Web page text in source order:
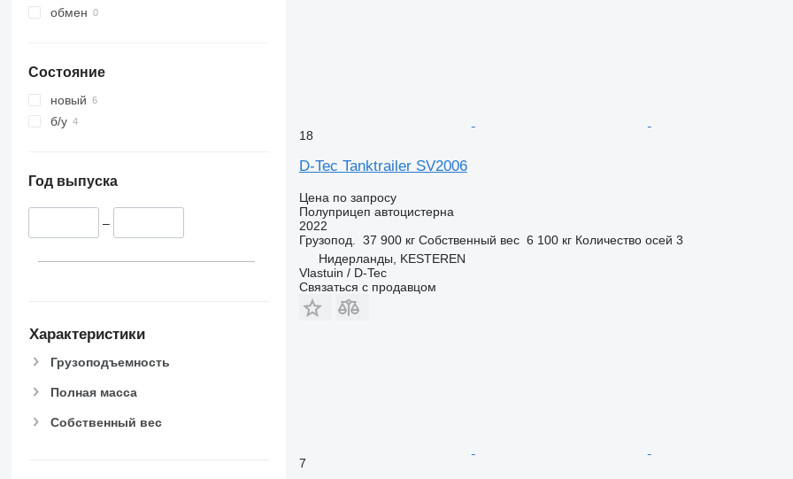
обмен
Состояние
новый
б/у
Год выпуска
–
Характеристики
Грузоподъемность
Полная масса
Собственный вес
18
D-Tec Tanktrailer SV2006
Цена по запросу
Полуприцеп автоцистерна
2022
Грузопод.
37 900 кг Собственный вес 6 100 кг Количество осей 3
Нидерланды, KESTEREN
Vlastuin / D-Tec
Связаться с продавцом
7